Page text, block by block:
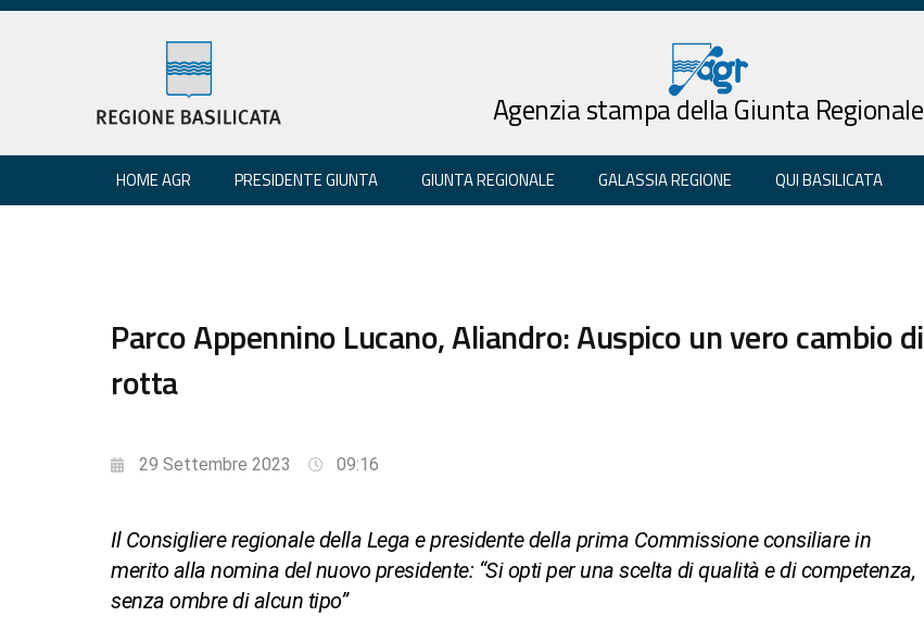
Agenzia stampa della Giunta Regionale
HOME AGR PRESIDENTE GIUNTA GIUNTA REGIONALE GALASSIA REGIONE QUI BASILICATA
Parco Appennino Lucano, Aliandro: Auspico un vero cambio di
rotta
29 Settembre 2023 09:16
Il Consigliere regionale della Lega e presidente della prima Commissione consiliare in
merito alla nomina del nuovo presidente: “Si opti per una scelta di qualità e di competenza,
senza ombre di alcun tipo”